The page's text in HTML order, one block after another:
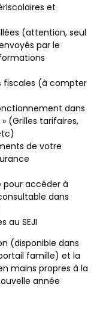
et
(attention, seul
par le
fiscales (à compter
dans
(Grilles tarifaires,
de votre
pour accéder à
dans
au SEJI
(disponible dans
famille) et la
mains propres à la
année